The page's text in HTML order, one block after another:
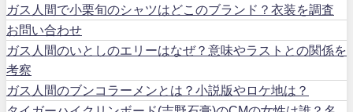
ガス人間で小栗旬のシャツはどこのブランド？衣装を調査
お問い合わせ
ガス人間のいとしのエリーはなぜ？意味やラストとの関係を
考察
ガス人間のブンコラーメンとは？小説版やロケ地は？